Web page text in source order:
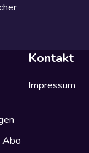
Abo
Kontakt
Impressum